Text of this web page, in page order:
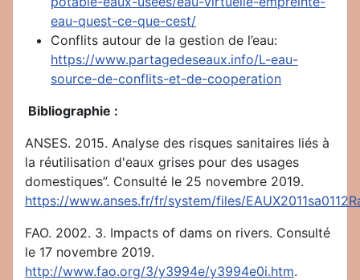
eau-quest-ce-que-cest/
Conflits autour de la gestion de l’eau:
https://www.partagedeseaux.info/L-eau-
source-de-conflits-et-de-cooperation
Bibliographie :
ANSES. 2015. Analyse des risques sanitaires liés à
la réutilisation d'eaux grises pour des usages
domestiques”. Consulté le 25 novembre 2019.
https://www.anses.fr/fr/system/files/
FAO. 2002. 3. Impacts of dams on rivers. Consulté
le 17 novembre 2019.
http://www.fao.org/3/y3994e/y3994e0i.htm.